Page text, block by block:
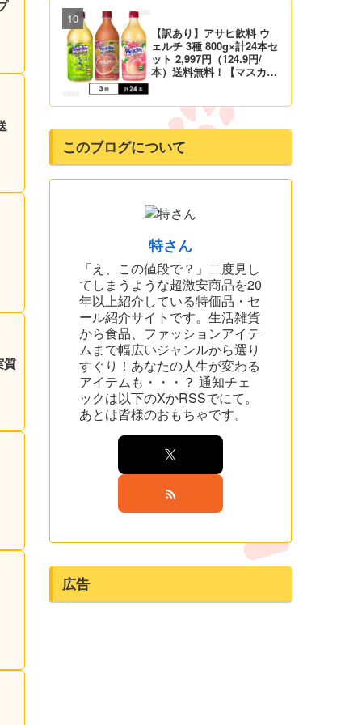
質
【訳あり】アサヒ飲料 ウ
ェルチ 3種 800g×計24本セ
ット 2,997円（124.9円/
本）送料無料！【マスカッ
このブログについて
特さん
「え、この値段で？」二度見し
てしまうような超激安商品を20
年以上紹介している特価品・セ
ール紹介サイトです。生活雑貨
から食品、ファッションアイテ
ムまで幅広いジャンルから選り
すぐり！あなたの人生が変わる
アイテムも・・・？ 通知チェ
ックは以下のXかRSSでにて。
あとは皆様のおもちゃです。
広告